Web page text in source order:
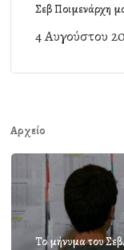
Σεβ Ποιμενάρχη
4 Αυγούστου
Αρχείο
Το μήνυμα του